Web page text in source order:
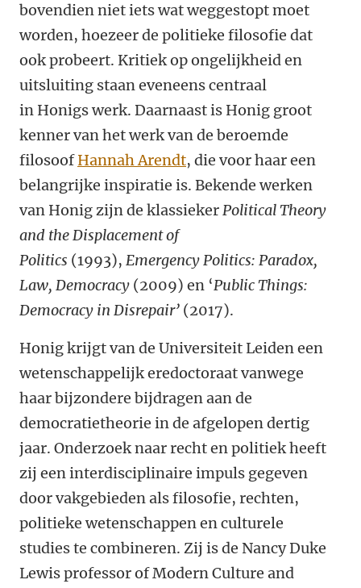
bovendien niet iets wat weggestopt moet
worden, hoezeer de politieke filosofie dat
ook probeert. Kritiek op ongelijkheid en
uitsluiting staan eveneens centraal
in Honigs werk. Daarnaast is Honig groot
kenner van het werk van de beroemde
filosoofHannah Arendt, die voor haar een
belangrijke inspiratie is. Bekende werken
van Honig zijn de klassiekerPolitical Theory
and the Displacement of
Politics (1993), Emergency Politics: Paradox,
Law, Democracy (2009) en ‘Public Things:
Democracy in Disrepair’ (2017).
Honig krijgt van de Universiteit Leiden een
wetenschappelijk eredoctoraat vanwege
haar bijzondere bijdragen aan de
democratietheorie in de afgelopen dertig
jaar. Onderzoek naar recht en politiek heeft
zij een interdisciplinaire impuls gegeven
door vakgebieden als filosofie, rechten,
politieke wetenschappen en culturele
studies te combineren. Zij is de Nancy Duke
Lewis professor of Modern Culture and